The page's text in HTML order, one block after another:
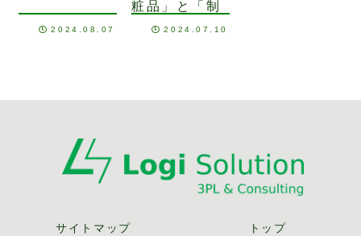
2024.08.07
粧品」と「制
2024.07.10
サイトマップ
トップ